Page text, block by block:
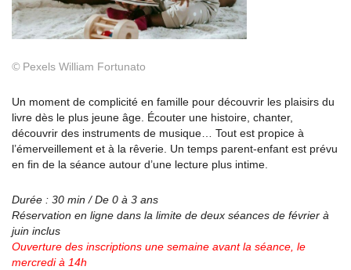
© Pexels William Fortunato
Un moment de complicité en famille pour découvrir les plaisirs du
livre dès le plus jeune âge. Écouter une histoire, chanter,
découvrir des instruments de musique… Tout est propice à
l’émerveillement et à la rêverie. Un temps parent-enfant est prévu
en fin de la séance autour d’une lecture plus intime.
Durée : 30 min / De 0 à 3 ans
Réservation en ligne dans la limite de deux séances de février à
juin inclus
Ouverture des inscriptions une semaine avant la séance, le
mercredi à 14h